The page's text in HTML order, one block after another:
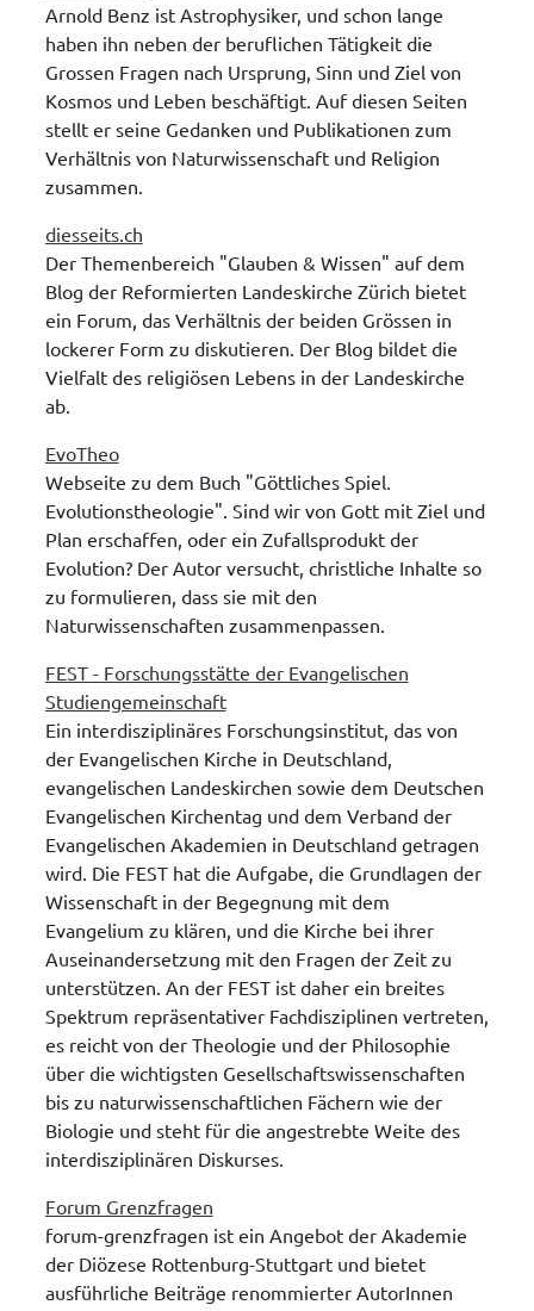
Arnold Benz ist Astrophysiker, und schon lange
haben ihn neben der beruflichen Tätigkeit die
Grossen Fragen nach Ursprung, Sinn und Ziel von
Kosmos und Leben beschäftigt. Auf diesen Seiten
stellt er seine Gedanken und Publikationen zum
Verhältnis von Naturwissenschaft und Religion
zusammen.
diesseits.ch
Der Themenbereich "Glauben & Wissen" auf dem
Blog der Reformierten Landeskirche Zürich bietet
ein Forum, das Verhältnis der beiden Grössen in
lockerer Form zu diskutieren. Der Blog bildet die
Vielfalt des religiösen Lebens in der Landeskirche
ab.
EvoTheo
Webseite zu dem Buch "Göttliches Spiel.
Evolutionstheologie". Sind wir von Gott mit Ziel und
Plan erschaffen, oder ein Zufallsprodukt der
Evolution? Der Autor versucht, christliche Inhalte so
zu formulieren, dass sie mit den
Naturwissenschaften zusammenpassen.
FEST - Forschungsstätte der Evangelischen
Studiengemeinschaft
Ein interdisziplinäres Forschungsinstitut, das von
der Evangelischen Kirche in Deutschland,
evangelischen Landeskirchen sowie dem Deutschen
Evangelischen Kirchentag und dem Verband der
Evangelischen Akademien in Deutschland getragen
wird. Die FEST hat die Aufgabe, die Grundlagen der
Wissenschaft in der Begegnung mit dem
Evangelium zu klären, und die Kirche bei ihrer
Auseinandersetzung mit den Fragen der Zeit zu
unterstützen. An der FEST ist daher ein breites
Spektrum repräsentativer Fachdisziplinen vertreten,
es reicht von der Theologie und der Philosophie
über die wichtigsten Gesellschaftswissenschaften
bis zu naturwissenschaftlichen Fächern wie der
Biologie und steht für die angestrebte Weite des
interdisziplinären Diskurses.
Forum Grenzfragen
forum-grenzfragen ist ein Angebot der Akademie
der Diözese Rottenburg-Stuttgart und bietet
ausführliche Beiträge renommierter AutorInnen